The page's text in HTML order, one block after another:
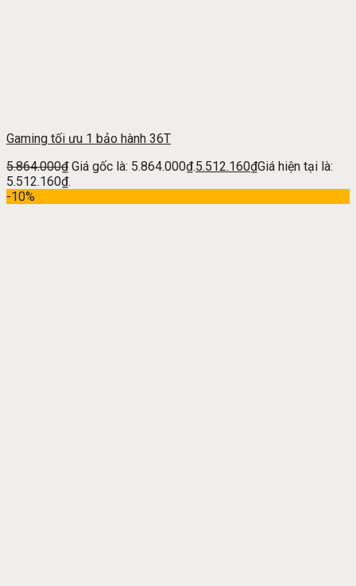
Gaming tối ưu 1 bảo hành 36T
5.864.000₫ Giá gốc là: 5.864.000₫.5.512.160₫Giá hiện tại là:
5.512.160₫.
-10%